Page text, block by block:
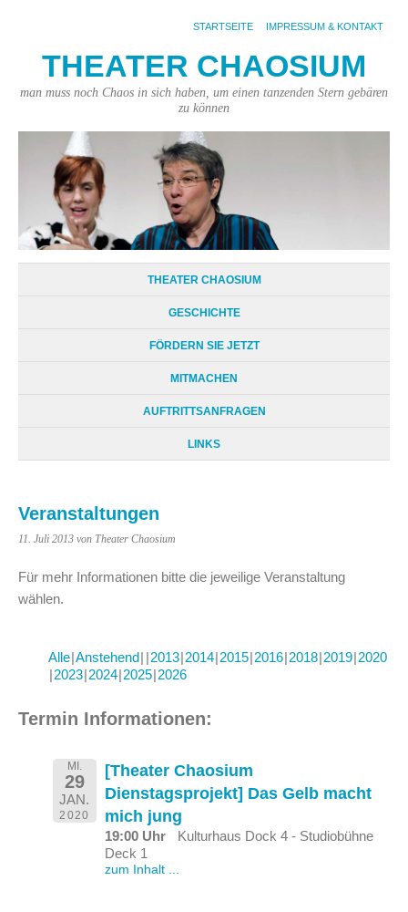
STARTSEITE IMPRESSUM & KONTAKT
THEATER CHAOSIUM
man muss noch Chaos in sich haben, um einen tanzenden Stern gebären
zu können
THEATER CHAOSIUM
GESCHICHTE
FÖRDERN SIE JETZT
MITMACHEN
AUFTRITTSANFRAGEN
LINKS
Veranstaltungen
11. Juli 2013 von Theater Chaosium
Für mehr Informationen bitte die jeweilige Veranstaltung
wählen.
Alle Anstehend 2013 2014 2015 2016 2018 2019 2020
2023 2024 2025 2026
Termin Informationen:
MI.
29
JAN.
2020
[Theater Chaosium
Dienstagsprojekt] Das Gelb macht
mich jung
19:00 Uhr
Kulturhaus Dock 4 - Studiobühne
Deck 1
zum Inhalt ...